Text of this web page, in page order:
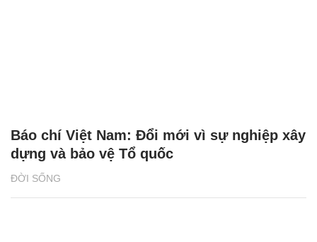
ĐỜI SỐNG
Báo chí Việt Nam: Đổi mới vì sự nghiệp xây
dựng và bảo vệ Tổ quốc